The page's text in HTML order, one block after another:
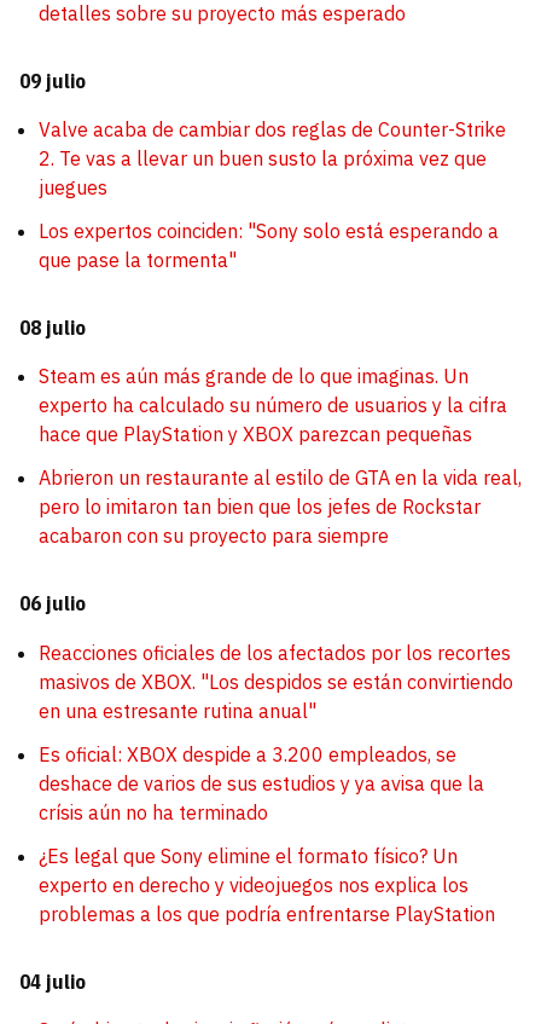
detalles sobre su proyecto más esperado
09 julio
Valve acaba de cambiar dos reglas de Counter-Strike
2. Te vas a llevar un buen susto la próxima vez que
juegues
Los expertos coinciden: "Sony solo está esperando a
que pase la tormenta"
08 julio
Steam es aún más grande de lo que imaginas. Un
experto ha calculado su número de usuarios y la cifra
hace que PlayStation y XBOX parezcan pequeñas
Abrieron un restaurante al estilo de GTA en la vida real,
pero lo imitaron tan bien que los jefes de Rockstar
acabaron con su proyecto para siempre
06 julio
Reacciones oficiales de los afectados por los recortes
masivos de XBOX. "Los despidos se están convirtiendo
en una estresante rutina anual"
Es oficial: XBOX despide a 3.200 empleados, se
deshace de varios de sus estudios y ya avisa que la
crísis aún no ha terminado
¿Es legal que Sony elimine el formato físico? Un
experto en derecho y videojuegos nos explica los
problemas a los que podría enfrentarse PlayStation
04 julio